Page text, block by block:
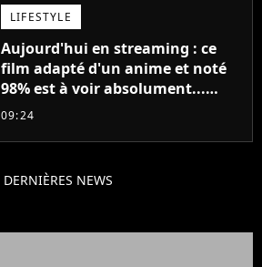
LIFESTYLE
Aujourd'hui en streaming : ce
film adapté d'un anime et noté
98% est à voir absolument...
sinon vous ne comprendrez plus
09:24
DERNIÈRES NEWS